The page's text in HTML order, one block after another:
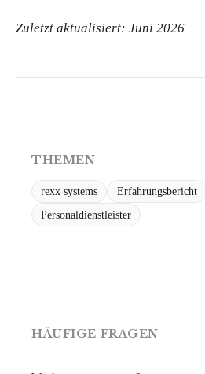
Zuletzt aktualisiert: Juni 2026
THEMEN
rexx systems Erfahrungsbericht
Personaldienstleister
HÄUFIGE FRAGEN